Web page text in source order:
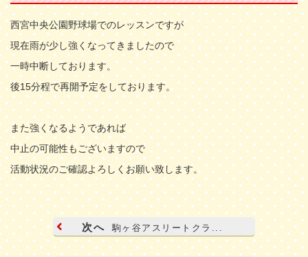
西宮中央公園野球場でのレッスンですが
現在雨が少し強くなってきましたので
一時中断しております。
後15分程で再開予定をしております。
また強くなるようであれば
中止の可能性もございますので
活動状況のご確認よろしくお願い致します。
次へ 駒ヶ谷アスリートクラ...